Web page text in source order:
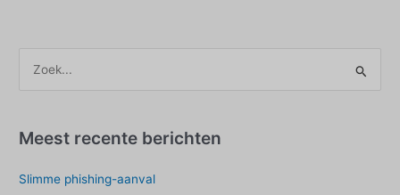
k
n
Meest recente berichten
Slimme phishing-aanval